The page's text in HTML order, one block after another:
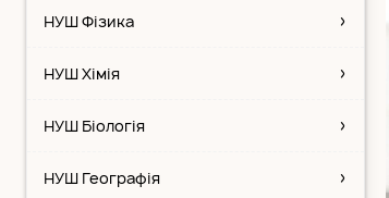
НУШ Фізика
НУШ Хімія
НУШ Біологія
НУШ Географія